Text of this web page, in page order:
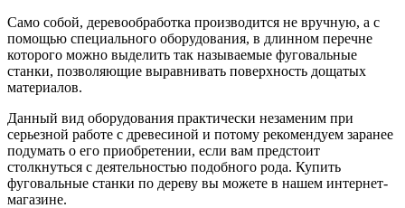
Само собой, деревообработка производится не вручную, а с
помощью специального оборудования, в длинном перечне
которого можно выделить так называемые фуговальные
станки, позволяющие выравнивать поверхность дощатых
материалов.
Данный вид оборудования практически незаменим при
серьезной работе с древесиной и потому рекомендуем заранее
подумать о его приобретении, если вам предстоит
столкнуться с деятельностью подобного рода. Купить
фуговальные станки по дереву вы можете в нашем интернет-
магазине.